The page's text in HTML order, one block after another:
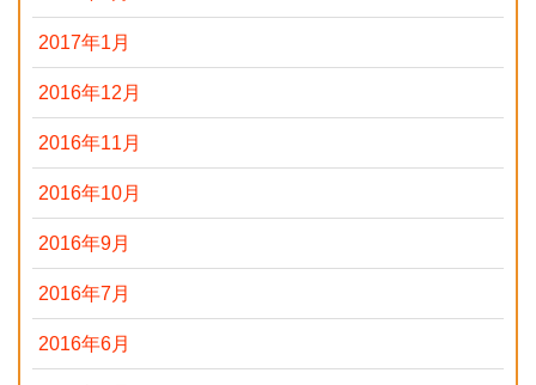
2017年1月
2016年12月
2016年11月
2016年10月
2016年9月
2016年7月
2016年6月